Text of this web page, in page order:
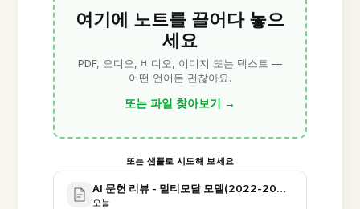
여기에 노트를 끌어다 놓으
세요
PDF, 오디오, 비디오, 이미지 또는 텍스트 —
어떤 언어든 괜찮아요.
또는 파일 찾아보기 →
또는 샘플로 시도해 보세요
AI 문헌 리뷰 - 멀티모달 모델(2022-2024)
오늘